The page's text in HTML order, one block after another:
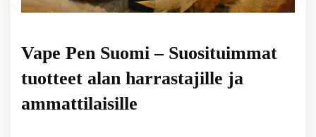
Vape Pen Suomi – Suosituimmat
tuotteet alan harrastajille ja
ammattilaisille